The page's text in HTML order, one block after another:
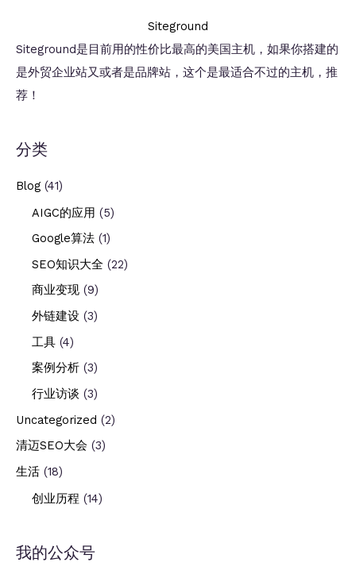
Siteground
Siteground是目前用的性价比最高的美国主机，如果你搭建的
是外贸企业站又或者是品牌站，这个是最适合不过的主机，推
荐！
分类
Blog (41)
AIGC的应用 (5)
Google算法 (1)
SEO知识大全 (22)
商业变现 (9)
外链建设 (3)
工具 (4)
案例分析 (3)
行业访谈 (3)
Uncategorized (2)
清迈SEO大会 (3)
生活 (18)
创业历程 (14)
我的公众号